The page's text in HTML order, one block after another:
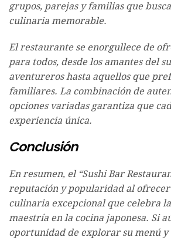
grupos, parejas y familias que
culinaria memorable.
El restaurante se enorgullece de
para todos, desde los amantes del
aventureros hasta aquellos que
familiares. La combinación de
opciones variadas garantiza que
experiencia única.
Conclusión
En resumen, el “Sushi Bar
reputación y popularidad al
culinaria excepcional que celebra
maestría en la cocina japonesa. Si
oportunidad de explorar su menú